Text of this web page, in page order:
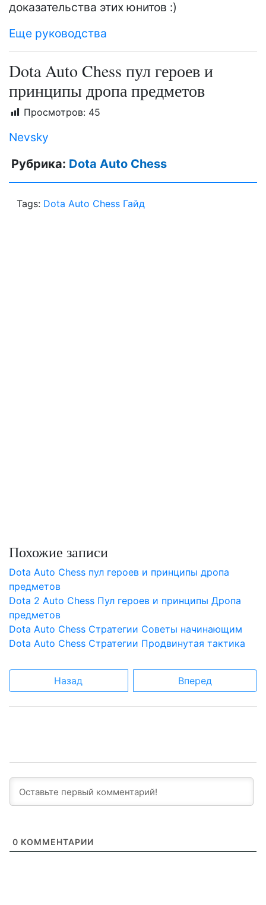
доказательства этих юнитов :)
Еще руководства
Dota Auto Chess пул героев и
принципы дропа предметов
Просмотров: 45
Nevsky
Рубрика: Dota Auto Chess
Tags: Dota Auto Chess Гайд
Похожие записи
Dota Auto Chess пул героев и принципы дропа
предметов
Dota 2 Auto Chess Пул героев и принципы Дропа
предметов
Dota Auto Chess Стратегии Советы начинающим
Dota Auto Chess Стратегии Продвинутая тактика
Назад Вперед
0 КОММЕНТАРИИ